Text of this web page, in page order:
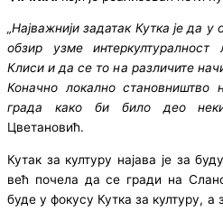
„Најважнији задатак Кутка је да
обзир узме интеркултуралност
Клиси и да се то на различите
Коначно локално
града како би било део
Цветановић.
Кутак за културу најава је за
већ почела да се гради на
буде у фокусу Кутка за културу, а